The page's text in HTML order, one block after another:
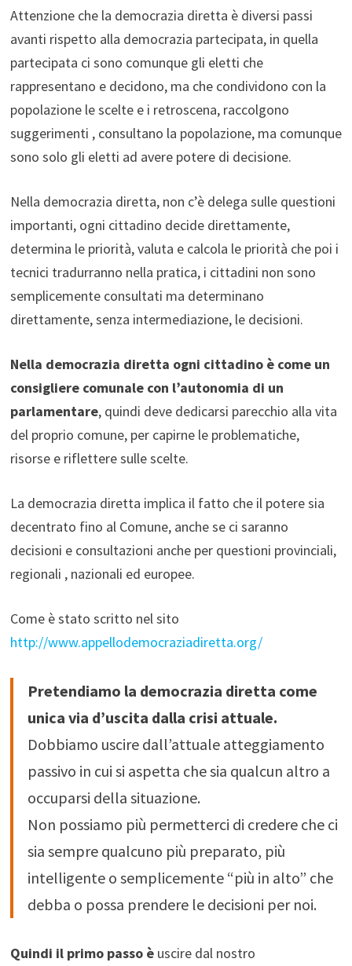
Attenzione che la democrazia diretta è diversi passi
avanti rispetto alla democrazia partecipata, in quella
partecipata ci sono comunque gli eletti che
rappresentano e decidono, ma che condividono con la
popolazione le scelte e i retroscena, raccolgono
suggerimenti , consultano la popolazione, ma comunque
sono solo gli eletti ad avere potere di decisione.
Nella democrazia diretta, non c’è delega sulle questioni
importanti, ogni cittadino decide direttamente,
determina le priorità, valuta e calcola le priorità che poi i
tecnici tradurranno nella pratica, i cittadini non sono
semplicemente consultati ma determinano
direttamente, senza intermediazione, le decisioni.
Nella democrazia diretta ogni cittadino è come un
consigliere comunale con l’autonomia di un
parlamentare, quindi deve dedicarsi parecchio alla vita
del proprio comune, per capirne le problematiche,
risorse e riflettere sulle scelte.
La democrazia diretta implica il fatto che il potere sia
decentrato fino al Comune, anche se ci saranno
decisioni e consultazioni anche per questioni provinciali,
regionali , nazionali ed europee.
Come è stato scritto nel sito
http://www.appellodemocraziadiretta.org/
Pretendiamo la democrazia diretta come
unica via d’uscita dalla crisi attuale.
Dobbiamo uscire dall’attuale atteggiamento
passivo in cui si aspetta che sia qualcun altro a
occuparsi della situazione.
Non possiamo più permetterci di credere che ci
sia sempre qualcuno più preparato, più
intelligente o semplicemente “più in alto” che
debba o possa prendere le decisioni per noi.
Quindi il primo passo èuscire dal nostro